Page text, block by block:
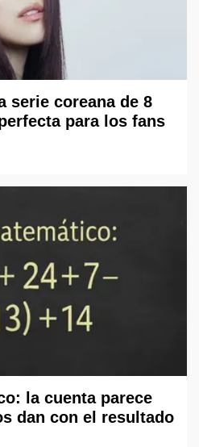
serie coreana de 8
para los fans
la cuenta parece
dan con el resultado